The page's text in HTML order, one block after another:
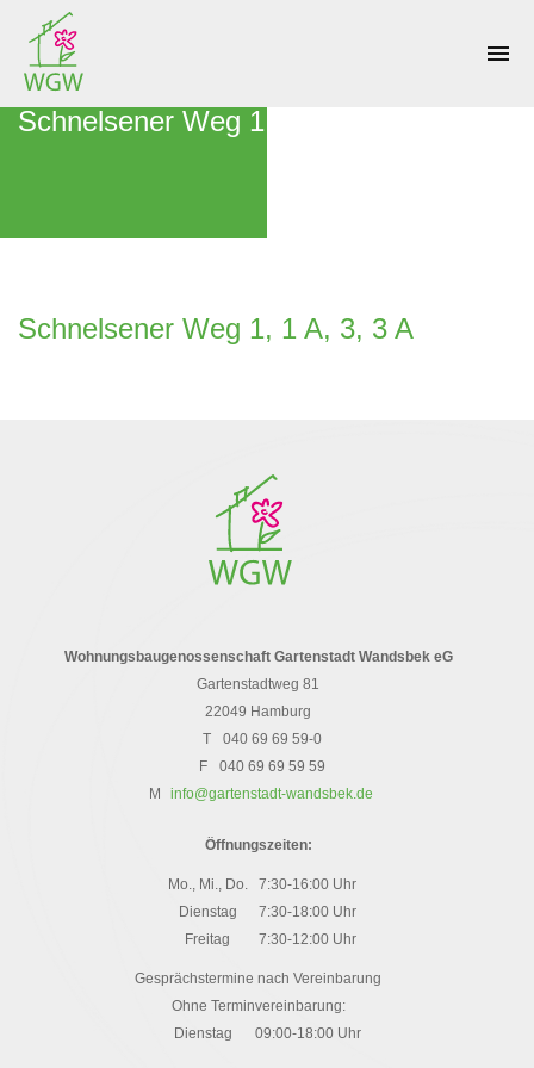
menu
Schnelsener Weg 1, 1 A, 3, 3 A
Schnelsener Weg 1, 1 A, 3, 3 A
Wohnungsbaugenossenschaft Gartenstadt Wandsbek eG
Gartenstadtweg 81
22049 Hamburg
T
040 69 69 59-0
F
040 69 69 59 59
M
info@gartenstadt-wandsbek.de
Öffnungszeiten:
Mo., Mi., Do.
7:30-16:00 Uhr
Dienstag
7:30-18:00 Uhr
Freitag
7:30-12:00 Uhr
Gesprächstermine nach Vereinbarung
Ohne Terminvereinbarung:
Dienstag
09:00-18:00 Uhr